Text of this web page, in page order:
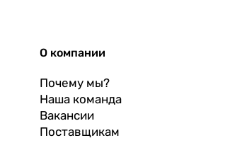
О компании
Почему мы?
Наша команда
Вакансии
Поставщикам